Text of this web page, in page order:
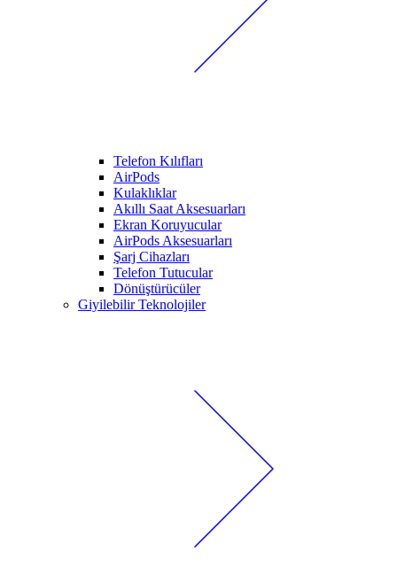
Telefon Kılıfları
AirPods
Kulaklıklar
Akıllı Saat Aksesuarları
Ekran Koruyucular
AirPods Aksesuarları
Şarj Cihazları
Telefon Tutucular
Dönüştürücüler
Giyilebilir Teknolojiler